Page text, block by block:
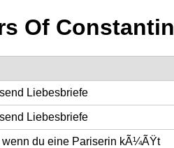
Of
Liebesbriefe
Liebesbriefe
wenn du eine Pariserin kÃ¼ÃŸt